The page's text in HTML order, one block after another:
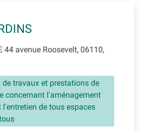
44 avenue Roosevelt, 06110,
de travaux et prestations de
concernant l'aménagement
l'entretien de tous espaces